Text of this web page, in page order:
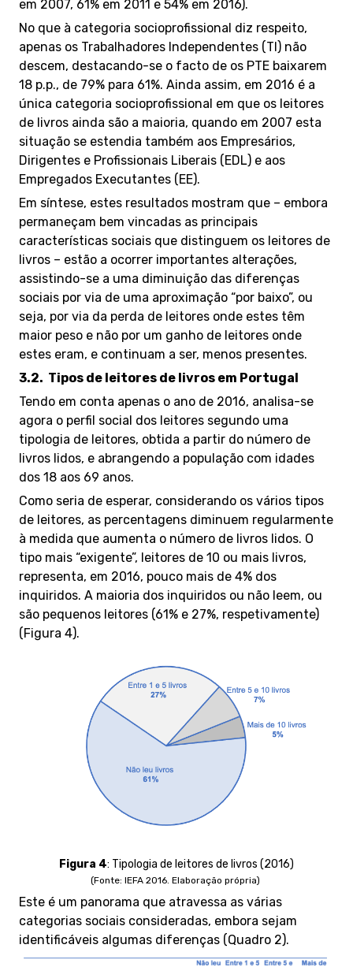
em 2007, 61% em 2011 e 54% em 2016).
No que à categoria socioprofissional diz respeito,
apenas os Trabalhadores Independentes (TI) não
descem, destacando-se o facto de os PTE baixarem
18 p.p., de 79% para 61%. Ainda assim, em 2016 é a
única categoria socioprofissional em que os leitores
de livros ainda são a maioria, quando em 2007 esta
situação se estendia também aos Empresários,
Dirigentes e Profissionais Liberais (EDL) e aos
Empregados Executantes (EE).
Em síntese, estes resultados mostram que – embora
permaneçam bem vincadas as principais
características sociais que distinguem os leitores de
livros – estão a ocorrer importantes alterações,
assistindo-se a uma diminuição das diferenças
sociais por via de uma aproximação “por baixo”, ou
seja, por via da perda de leitores onde estes têm
maior peso e não por um ganho de leitores onde
estes eram, e continuam a ser, menos presentes.
3.2. Tipos de leitores de livros em Portugal
Tendo em conta apenas o ano de 2016, analisa-se
agora o perfil social dos leitores segundo uma
tipologia de leitores, obtida a partir do número de
livros lidos, e abrangendo a população com idades
dos 18 aos 69 anos.
Como seria de esperar, considerando os vários tipos
de leitores, as percentagens diminuem regularmente
à medida que aumenta o número de livros lidos. O
tipo mais “exigente”, leitores de 10 ou mais livros,
representa, em 2016, pouco mais de 4% dos
inquiridos. A maioria dos inquiridos ou não leem, ou
são pequenos leitores (61% e 27%, respetivamente)
(Figura 4).
Figura 4: Tipologia de leitores de livros (2016)
(Fonte: IEFA 2016. Elaboração própria)
Este é um panorama que atravessa as várias
categorias sociais consideradas, embora sejam
identificáveis algumas diferenças (Quadro 2).